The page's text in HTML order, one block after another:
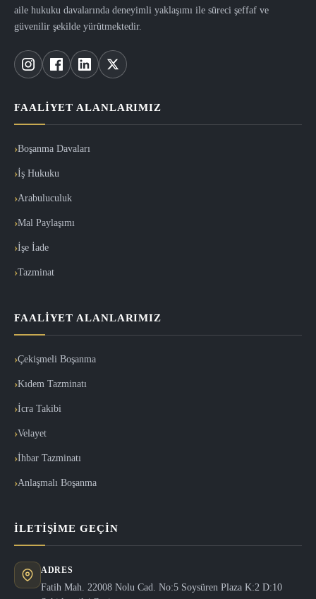
aile hukuku davalarında deneyimli yaklaşımı ile süreci şeffaf ve
güvenilir şekilde yürütmektedir.
FAALIYET ALANLARIMIZ
Boşanma Davaları
İş Hukuku
Arabuluculuk
Mal Paylaşımı
İşe İade
Tazminat
FAALIYET ALANLARIMIZ
Çekişmeli Boşanma
Kıdem Tazminatı
İcra Takibi
Velayet
İhbar Tazminatı
Anlaşmalı Boşanma
İLETIŞIME GEÇIN
ADRES
Fatih Mah. 22008 Nolu Cad. No:5 Soysüren Plaza K:2 D:10